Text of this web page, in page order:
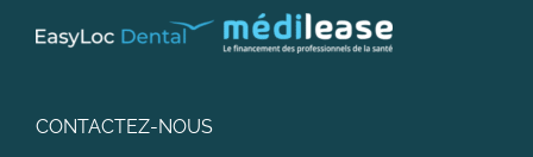
CONTACTEZ-NOUS